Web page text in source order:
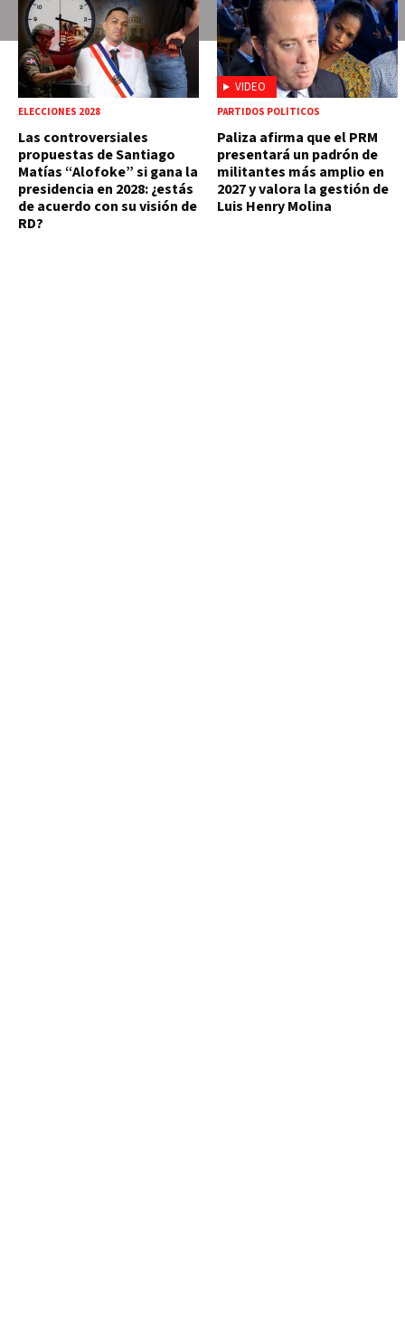
ELECCIONES 2028
Las controversiales
propuestas de Santiago
Matías “Alofoke” si gana la
presidencia en 2028: ¿estás
de acuerdo con su visión de
RD?
VIDEO
PARTIDOS POLÍTICOS
Paliza afirma que el PRM
presentará un padrón de
militantes más amplio en
2027 y valora la gestión de
Luis Henry Molina